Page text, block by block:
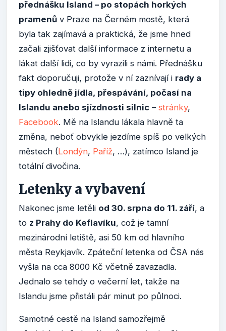
přednášku Island – po stopách horkých
pramenů v Praze na Černém mostě, která
byla tak zajímavá a praktická, že jsme hned
začali zjišťovat další informace z internetu a
lákat další lidi, co by vyrazili s námi. Přednášku
fakt doporučuji, protože v ní zaznívají i rady a
tipy ohledně jídla, přespávání, počasí na
Islandu anebo sjízdnosti silnic – stránky,
Facebook. Mě na Islandu lákala hlavně ta
změna, neboť obvykle jezdíme spíš po velkých
městech (Londýn, Paříž, …), zatímco Island je
totální divočina.
Letenky a vybavení
Nakonec jsme letěli od 30. srpna do 11. září, a
to z Prahy do Keflavíku, což je tamní
mezinárodní letiště, asi 50 km od hlavního
města Reykjavík. Zpáteční letenka od ČSA nás
vyšla na cca 8000 Kč včetně zavazadla.
Jednalo se tehdy o večerní let, takže na
Islandu jsme přistáli pár minut po půlnoci.
Samotné cestě na Island samozřejmě